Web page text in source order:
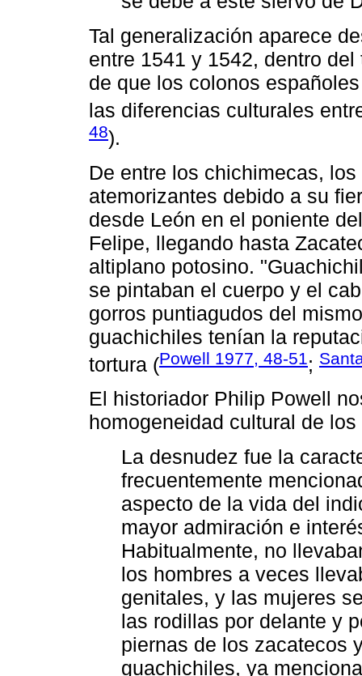
Tal generalización aparece
entre 1541 y 1542, dentro
de que los colonos
las diferencias culturales
48).
De entre los chichimecas,
atemorizantes debido a su
desde León en el poniente
Felipe, llegando hasta
altiplano potosino.
se pintaban el cuerpo y el
gorros puntiagudos del
guachichiles tenían la
tortura (Powell 1977, 48-51;
El historiador Philip Powell
homogeneidad cultural de
La desnudez fue la
frecuentemente
aspecto de la vida del
mayor admiración e
Habitualmente, no
los hombres a veces
genitales, y las mujeres
las rodillas por delante y
piernas de los zacatecos
guachichiles, ya